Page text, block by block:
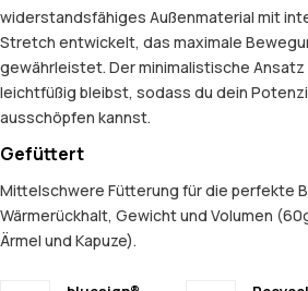
widerstandsfähiges Außenmaterial mit
Stretch entwickelt, das maximale
gewährleistet. Der minimalistische
leichtfüßig bleibst, sodass du dein
ausschöpfen kannst.
Gefüttert
Mittelschwere Fütterung für die perfekte
Wärmerückhalt, Gewicht und Volumen
Ärmel und Kapuze).